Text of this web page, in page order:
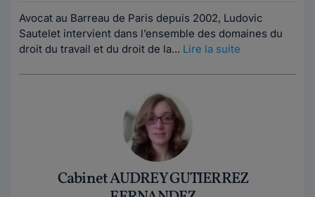
Avocat au Barreau de Paris depuis 2002, Ludovic
Sautelet intervient dans l’ensemble des domaines du
droit du travail et du droit de la... Lire la suite
Cabinet AUDREY GUTIERREZ